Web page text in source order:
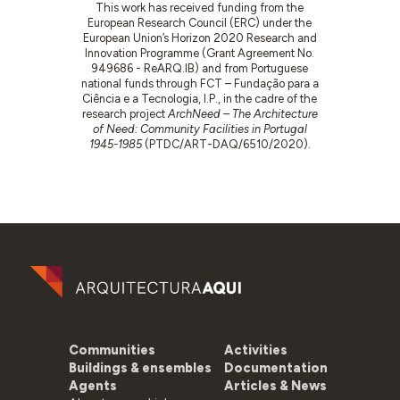
This work has received funding from the
European Research Council (ERC) under the
European Union’s Horizon 2020 Research and
Innovation Programme (Grant Agreement No.
949686 - ReARQ.IB) and from Portuguese
national funds through FCT – Fundação para a
Ciência e a Tecnologia, I.P., in the cadre of the
research projectArchNeed – The Architecture
of Need: Community Facilities in Portugal
1945-1985(PTDC/ART-DAQ/6510/2020).
Communities
Buildings & ensembles
Agents
Activities
Documentation
Articles & News